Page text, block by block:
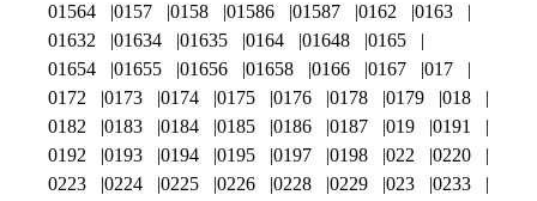
01564
0157 0158 01586 01587 0162
0163
01632
01634 01635 0164 01648
0165
01654
01655 01656 01658 0166 0167
017
0172
0173 0174 0175 0176 0178 0179
018
0182
0183 0184 0185 0186 0187 019
0191
0192
0193 0194 0195 0197 0198 022
0220
0223
0224 0225 0226 0228 0229 023
0233